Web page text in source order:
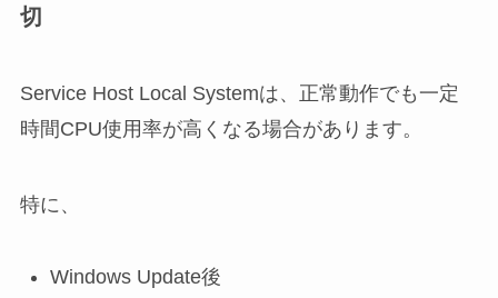
切
Service Host Local Systemは、正常動作でも一定
時間CPU使用率が高くなる場合があります。
特に、
Windows Update後